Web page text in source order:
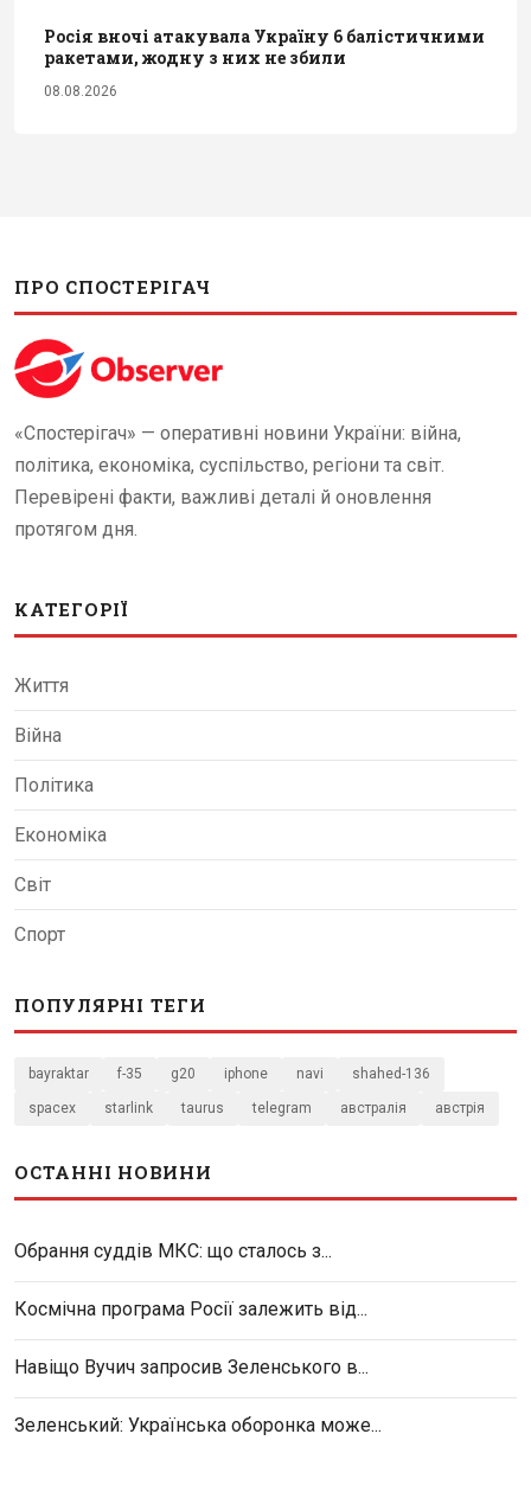
Росія вночі атакувала Україну 6 балістичними
ракетами, жодну з них не збили
08.08.2026
ПРО СПОСТЕРІГАЧ
«Спостерігач» — оперативні новини України: війна,
політика, економіка, суспільство, регіони та світ.
Перевірені факти, важливі деталі й оновлення
протягом дня.
КАТЕГОРІЇ
Життя
Війна
Політика
Економіка
Світ
Спорт
ПОПУЛЯРНІ ТЕГИ
bayraktar f-35 g20 iphone navi shahed-136
spacex starlink taurus telegram австралія австрія
ОСТАННІ НОВИНИ
Обрання суддів МКС: що сталось з...
Космічна програма Росії залежить від...
Навіщо Вучич запросив Зеленського в...
Зеленський: Українська оборонка може...